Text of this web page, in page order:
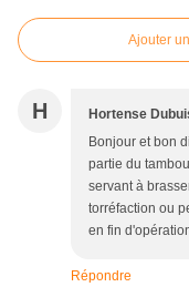
Ajouter
H Hortense
Bonjour et bon
partie du
servant à
torréfaction ou
en fin
Répondre